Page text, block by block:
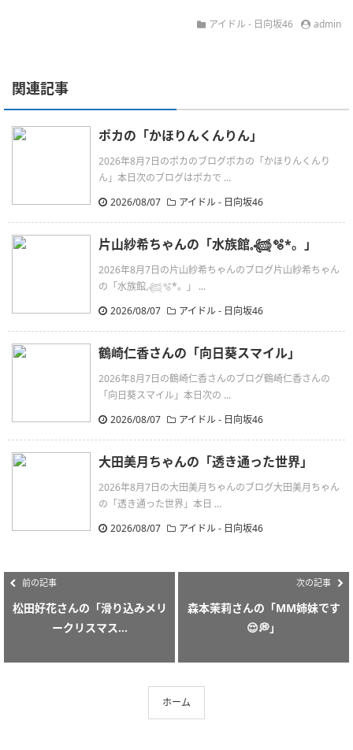
アイドル - 日向坂46 admin
関連記事
ポカの「かほりんくんりん」
2026年8月7日のポカのブログポカの「かほりんくんり
ん」本日次のブログはポカで ...
2026/08/07
アイドル - 日向坂46
片山紗希ちゃんの「水族館𓈒𓆉🫧‪*。」
2026年8月7日の片山紗希ちゃんのブログ片山紗希ちゃん
の「水族館𓈒𓆉🫧‪*。」 ...
2026/08/07
アイドル - 日向坂46
鶴崎仁香さんの「向日葵スマイル」
2026年8月7日の鶴崎仁香さんのブログ鶴崎仁香さんの
「向日葵スマイル」本日次の ...
2026/08/07
アイドル - 日向坂46
大田美月ちゃんの「透き通った世界」
2026年8月7日の大田美月ちゃんのブログ大田美月ちゃん
の「透き通った世界」本日 ...
2026/08/07
アイドル - 日向坂46
前の記事
松田好花さんの「滑り込みメリ
ークリスマス...
次の記事
森本茉莉さんの「MM姉妹です
😌💭」
ホーム